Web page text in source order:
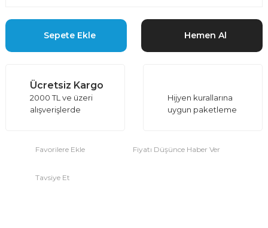
Sepete Ekle Hemen Al
Ücretsiz Kargo
2000 TL ve üzeri
alışverişlerde
Hijyen kurallarına
uygun paketleme
Fiyatı Düşünce Haber Ver
Tavsiye Et